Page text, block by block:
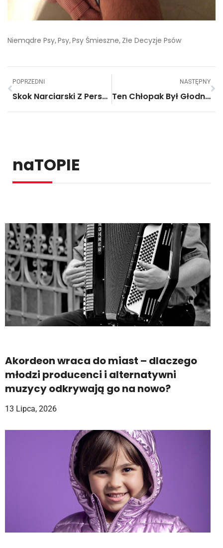
Niemądre Psy, Psy, Psy Śmieszne, Złe Decyzje Psów
POPRZEDNI
Skok Narciarski Z Perspektywy Skoczka – Robi Wrażenie!
NASTĘPNY
Ten Chłopak Był Głodny I Prosił Nieznajomych O Coś Do Jedzenia. Odmówili Mu Wszyscy, Oprócz…
naTOPIE
Akordeon wraca do miast – dlaczego
młodzi producenci i alternatywni
muzycy odkrywają go na nowo?
13 Lipca, 2026